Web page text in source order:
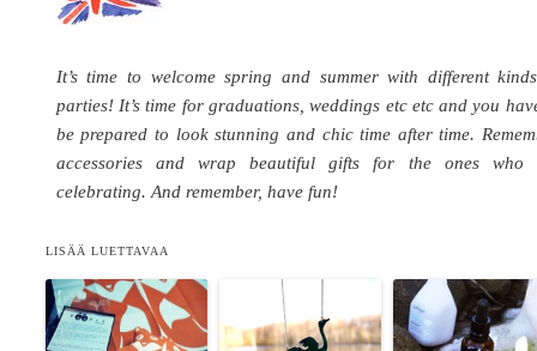
It’s time to welcome spring and summer with different
parties! It’s time for graduations, weddings etc etc and you
be prepared to look stunning and chic time after time.
accessories and wrap beautiful gifts for the ones who
celebrating. And remember, have fun!
LISÄÄ LUETTAVAA